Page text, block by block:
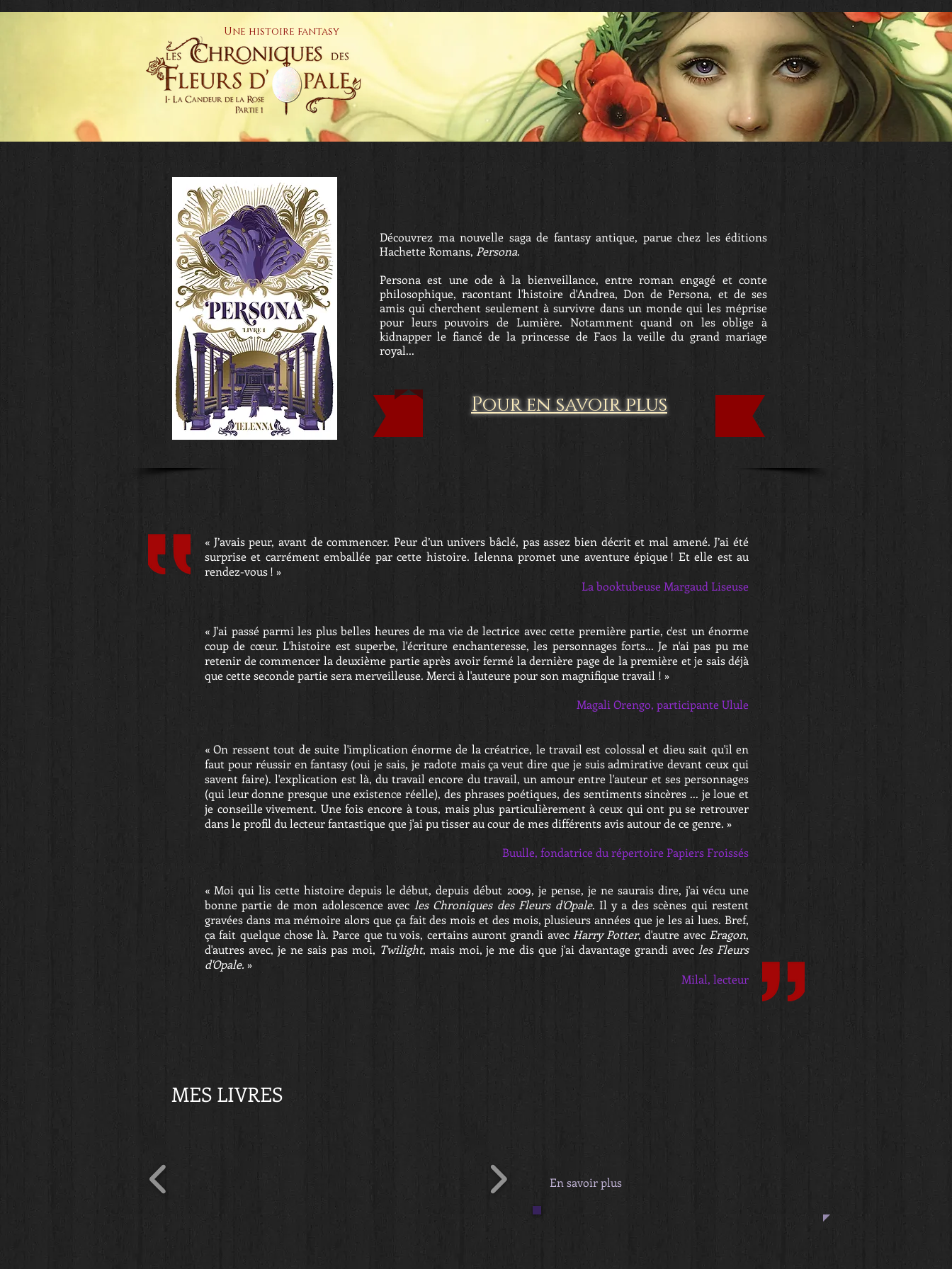
Une histoire fantasy
ACCUEIL BOUTIQUE LIVRES EVENEMENTS BIOGRAPHIE UNIVERS CONTACT
Découvrez ma nouvelle saga de fantasy antique, parue chez les éditions
Hachette Romans, Persona.
Persona est une ode à la bienveillance, entre roman engagé et conte
philosophique, racontant l'histoire d'Andrea, Don de Persona, et de ses
amis qui cherchent seulement à survivre dans un monde qui les méprise
pour leurs pouvoirs de Lumière. Notamment quand on les oblige à
kidnapper le fiancé de la princesse de Faos la veille du grand mariage
royal...
Pour en savoir plus
« J’avais peur, avant de commencer. Peur d’un univers bâclé, pas assez bien décrit et mal amené. J’ai été
surprise et carrément emballée par cette histoire. Ielenna promet une aventure épique ! Et elle est au
rendez-vous ! »
La booktubeuse Margaud Liseuse
« J'ai passé parmi les plus belles heures de ma vie de lectrice avec cette première partie, c'est un énorme
coup de cœur. L'histoire est superbe, l'écriture enchanteresse, les personnages forts... Je n'ai pas pu me
retenir de commencer la deuxième partie après avoir fermé la dernière page de la première et je sais déjà
que cette seconde partie sera merveilleuse. Merci à l'auteure pour son magnifique travail ! »
Magali Orengo, participante Ulule
« On ressent tout de suite l'implication énorme de la créatrice, le travail est colossal et dieu sait qu'il en
faut pour réussir en fantasy (oui je sais, je radote mais ça veut dire que je suis admirative devant ceux qui
savent faire). l'explication est là, du travail encore du travail, un amour entre l'auteur et ses personnages
(qui leur donne presque une existence réelle), des phrases poétiques, des sentiments sincères ... je loue et
je conseille vivement. Une fois encore à tous, mais plus particulièrement à ceux qui ont pu se retrouver
dans le profil du lecteur fantastique que j'ai pu tisser au cour de mes différents avis autour de ce genre. »
Buulle, fondatrice du répertoire Papiers Froissés
« Moi qui lis cette histoire depuis le début, depuis début 2009, je pense, je ne saurais dire, j'ai vécu une
bonne partie de mon adolescence avec les Chroniques des Fleurs d'Opale. Il y a des scènes qui restent
gravées dans ma mémoire alors que ça fait des mois et des mois, plusieurs années que je les ai lues. Bref,
ça fait quelque chose là. Parce que tu vois, certains auront grandi avec Harry Potter, d'autre avec Eragon,
d'autres avec, je ne sais pas moi, Twilight, mais moi, je me dis que j'ai davantage grandi avec les Fleurs
d'Opale. »
Milal, lecteur
MES LIVRES
En savoir plus